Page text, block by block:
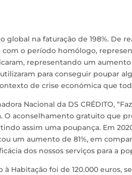
global na faturação de 198%. De
com o período homólogo,
representando um aumento
para conseguir poupar
de crise económica que
Nacional da DS CRÉDITO,
aconselhamento gratuito que
assim uma poupança. Em
um aumento de 81%, em
dos nossos serviços para a
Habitação foi de 120.000 euros,